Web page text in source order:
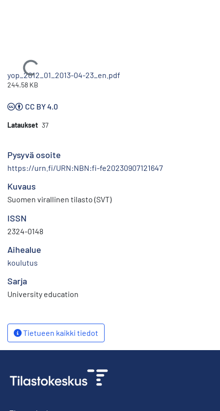
Ladataan...
yop_2012_01_2013-04-23_en.pdf
244.58 KB
CC BY 4.0
Lataukset 37
Pysyvä osoite
https://urn.fi/URN:NBN:fi-fe20230907121647
Kuvaus
Suomen virallinen tilasto (SVT)
ISSN
2324-0148
Aihealue
koulutus
Sarja
University education
Tietueen kaikki tiedot